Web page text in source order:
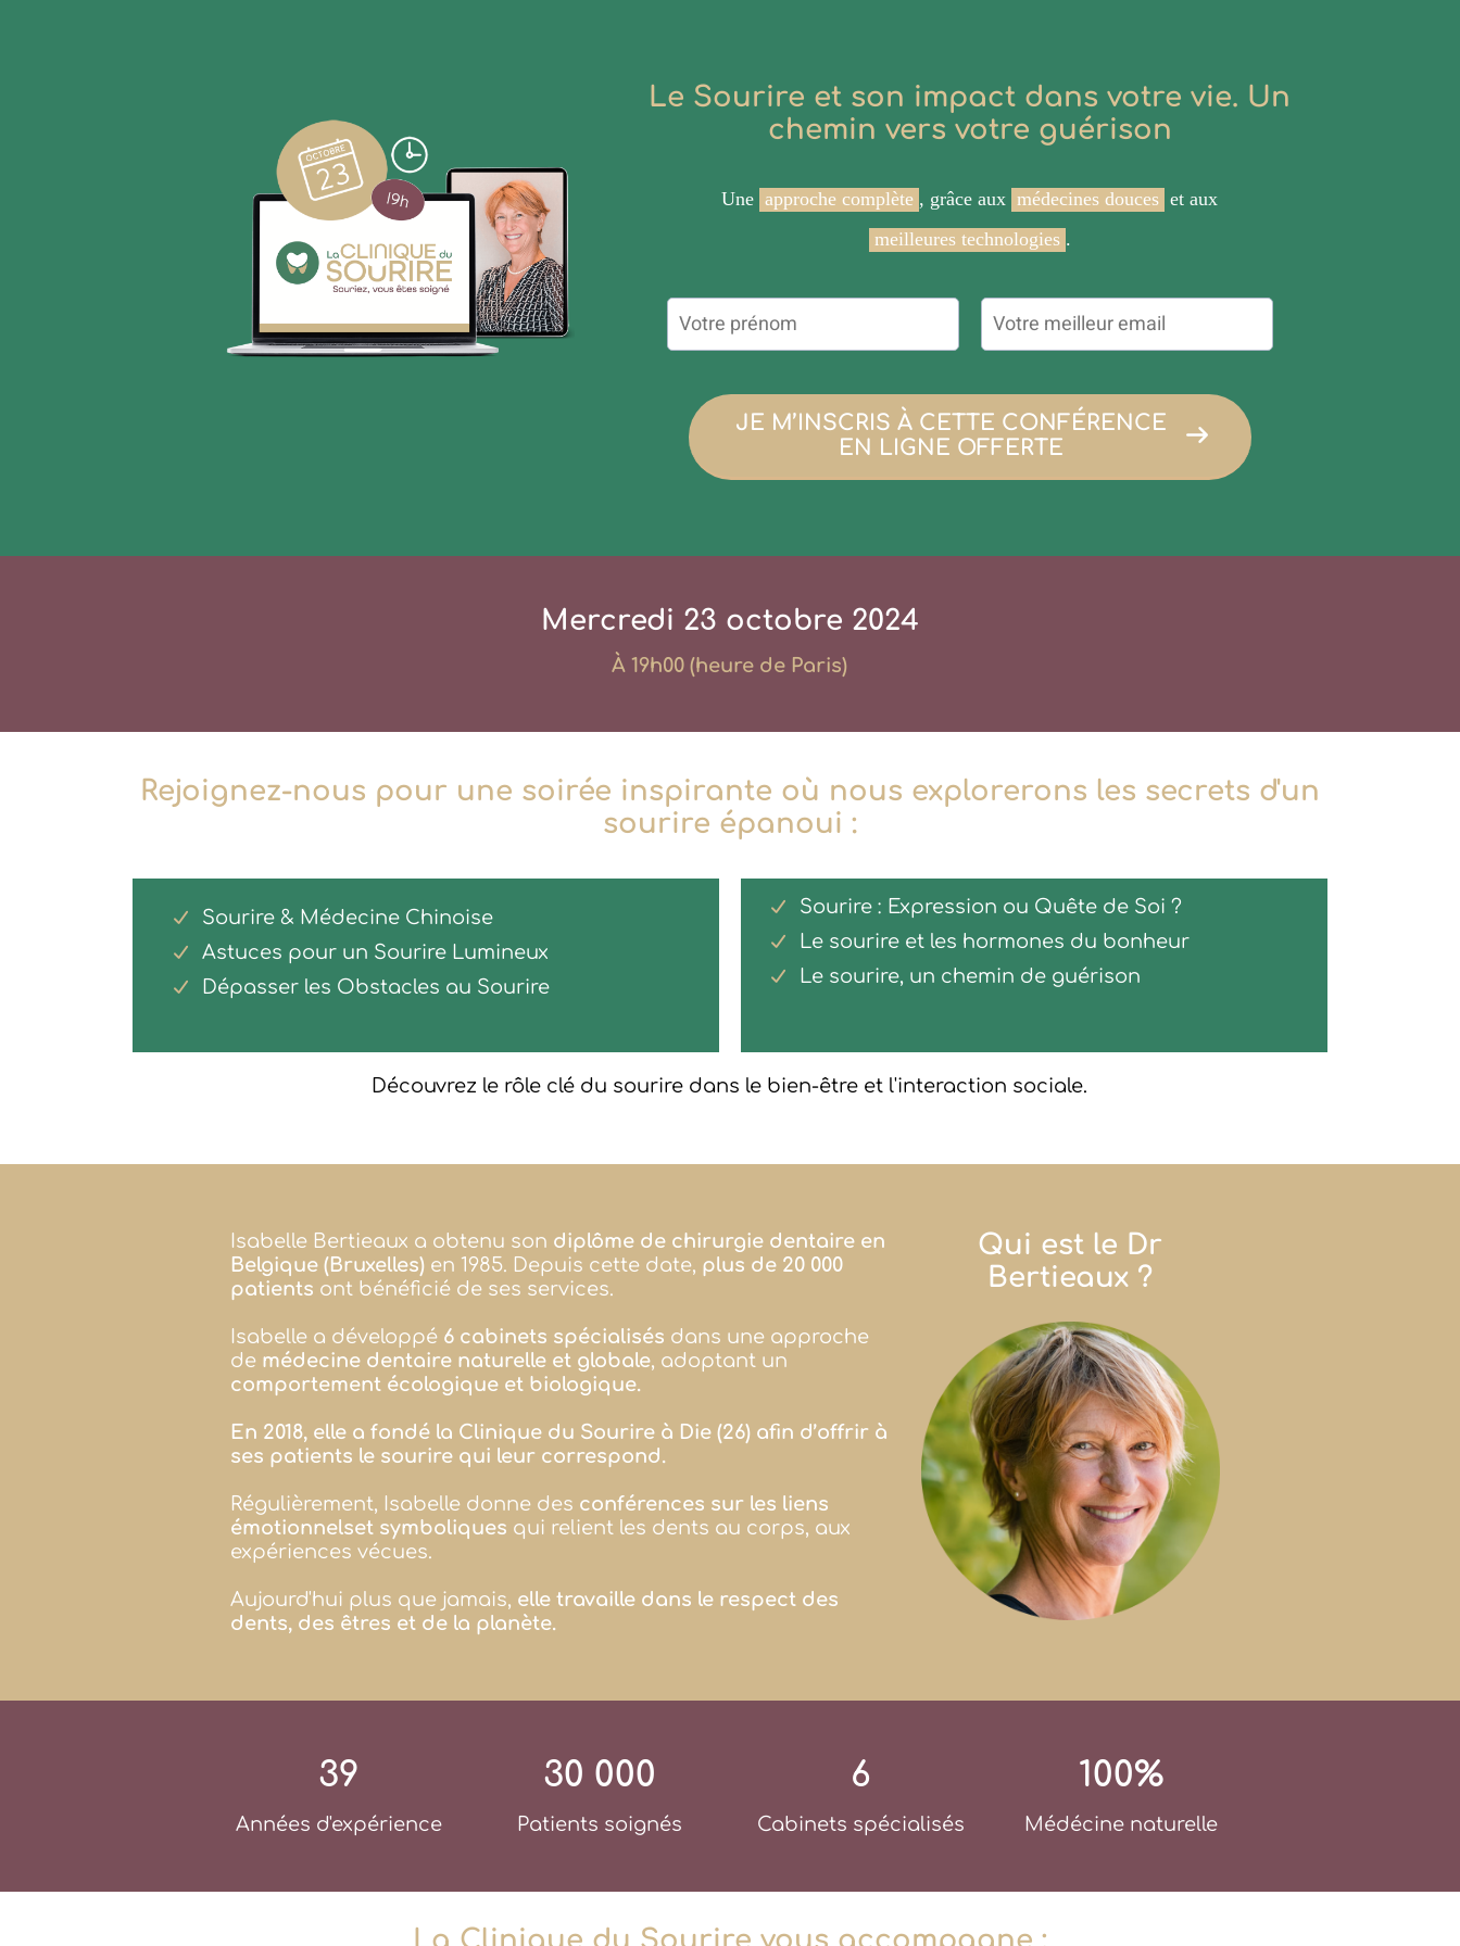
Le Sourire et son impact dans votre vie. Un
chemin vers votre guérison
Une approche complète , grâce aux médecines douces et aux
meilleures technologies .
JE M’INSCRIS À CETTE CONFÉRENCE
EN LIGNE OFFERTE
Mercredi 23 octobre 2024
À 19h00 (heure de Paris)
Rejoignez-nous pour une soirée inspirante où nous explorerons les secrets d'un
sourire épanoui :
Sourire & Médecine Chinoise
Astuces pour un Sourire Lumineux
Dépasser les Obstacles au Sourire
Sourire : Expression ou Quête de Soi ?
Le sourire et les hormones du bonheur
Le sourire, un chemin de guérison
Découvrez le rôle clé du sourire dans le bien-être et l'interaction sociale.
Isabelle Bertieaux a obtenu son diplôme de chirurgie dentaire en
Belgique (Bruxelles) en 1985. Depuis cette date, plus de 20 000
patients ont bénéficié de ses services.
Isabelle a développé 6 cabinets spécialisés dans une approche
de médecine dentaire naturelle et globale, adoptant un
comportement écologique et biologique.
En 2018, elle a fondé la Clinique du Sourire à Die (26) afin d’offrir à
ses patients le sourire qui leur correspond.
Régulièrement, Isabelle donne des conférences sur les liens
émotionnelset symboliques qui relient les dents au corps, aux
expériences vécues.
Aujourd'hui plus que jamais, elle travaille dans le respect des
dents, des êtres et de la planète.
Qui est le Dr
Bertieaux ?
39
Années d'expérience
30 000
Patients soignés
6
Cabinets spécialisés
100%
Médécine naturelle